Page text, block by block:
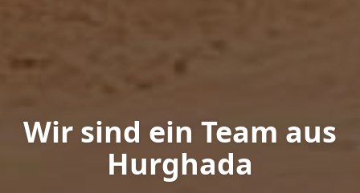
Wir sind ein Team aus
Hurghada